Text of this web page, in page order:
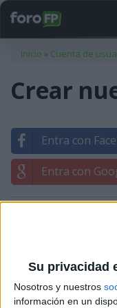
Su privacidad
Nosotros y nuestros
información en un
Usted está
Inicio » Cuenta de
Crear
Entra con
Entra con